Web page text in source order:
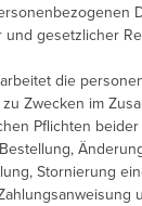
gesetzlicher
die
Zwecken im
Pflichten
Stornierung